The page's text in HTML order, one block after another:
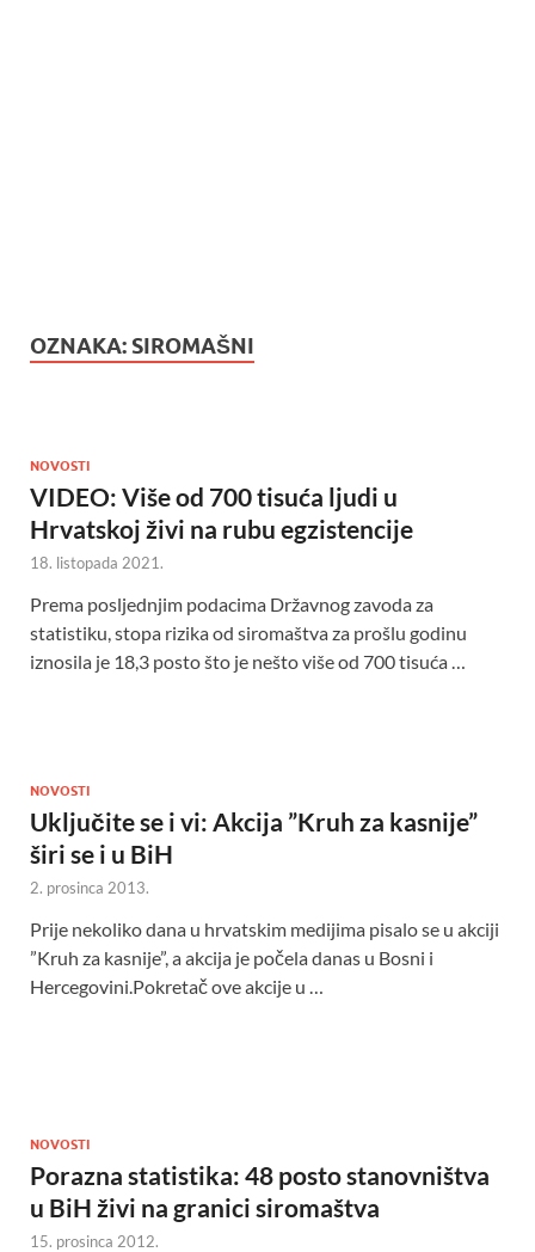
OZNAKA: SIROMAŠNI
NOVOSTI
VIDEO: Više od 700 tisuća ljudi u
Hrvatskoj živi na rubu egzistencije
18. listopada 2021.
Prema posljednjim podacima Državnog zavoda za
statistiku, stopa rizika od siromaštva za prošlu godinu
iznosila je 18,3 posto što je nešto više od 700 tisuća …
NOVOSTI
Uključite se i vi: Akcija ”Kruh za kasnije”
širi se i u BiH
2. prosinca 2013.
Prije nekoliko dana u hrvatskim medijima pisalo se u akciji
”Kruh za kasnije”, a akcija je počela danas u Bosni i
Hercegovini.Pokretač ove akcije u …
NOVOSTI
Porazna statistika: 48 posto stanovništva
u BiH živi na granici siromaštva
15. prosinca 2012.